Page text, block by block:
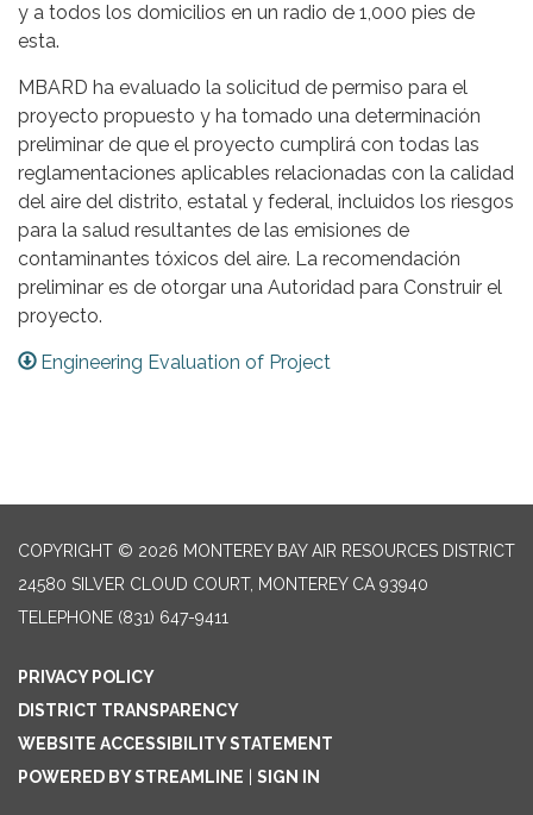
y a todos los domicilios en un radio de 1,000 pies de
esta.
MBARD ha evaluado la solicitud de permiso para el
proyecto propuesto y ha tomado una determinación
preliminar de que el proyecto cumplirá con todas las
reglamentaciones aplicables relacionadas con la calidad
del aire del distrito, estatal y federal, incluidos los riesgos
para la salud resultantes de las emisiones de
contaminantes tóxicos del aire. La recomendación
preliminar es de otorgar una Autoridad para Construir el
proyecto.
Engineering Evaluation of Project
COPYRIGHT © 2026 MONTEREY BAY AIR RESOURCES DISTRICT
24580 SILVER CLOUD COURT, MONTEREY CA 93940
TELEPHONE (831) 647-9411
PRIVACY POLICY
DISTRICT TRANSPARENCY
WEBSITE ACCESSIBILITY STATEMENT
POWERED BY STREAMLINE
SIGN IN